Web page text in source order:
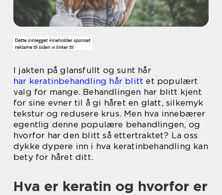
I jakten på glansfullt og sunt hår
har keratinbehandling hår blitt et populært
valg for mange. Behandlingen har blitt kjent
for sine evner til å gi håret en glatt, silkemyk
tekstur og redusere krus. Men hva innebærer
egentlig denne populære behandlingen, og
hvorfor har den blitt så ettertraktet? La oss
dykke dypere inn i hva keratinbehandling kan
bety for håret ditt.
Hva er keratin og hvorfor er